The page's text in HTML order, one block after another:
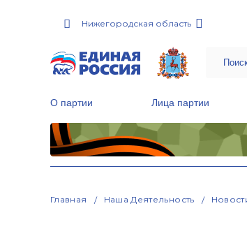
Нижегородская область
О партии Лица партии
Главная Наша Деятельность